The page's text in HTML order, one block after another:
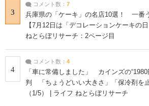
3
コメント数： 7
兵庫県の「ケーキ」の名店10選！ 一番
【7月12日は「デコレーションケーキの
ねとらぼリサーチ：2ページ目
4
コメント数： 4
「車に常備しました」 カインズの
判 「ちょうどいい大きさ」「保冷剤を
（1/5） | ライフ ねとらぼリサーチ